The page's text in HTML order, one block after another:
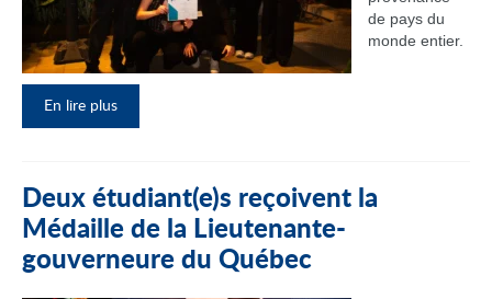
de pays du
monde entier.
En lire plus
Deux étudiant(e)s reçoivent la
Médaille de la Lieutenante-
gouverneure du Québec